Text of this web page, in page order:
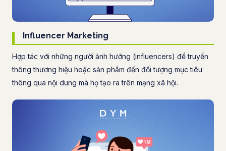
Influencer Marketing
Hợp tác với những người ảnh hưởng (influencers) để truyền
thông thương hiệu hoặc sản phẩm đến đối tượng mục tiêu
thông qua nội dung mà họ tạo ra trên mạng xã hội.